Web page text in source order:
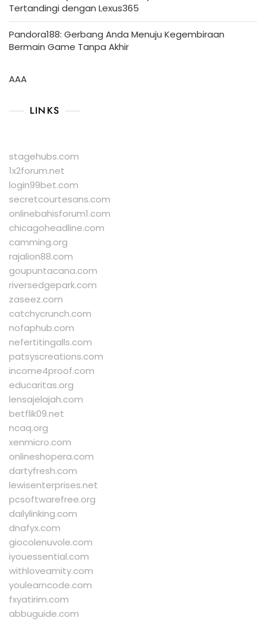
Tertandingi dengan Lexus365
Pandora188: Gerbang Anda Menuju Kegembiraan
Bermain Game Tanpa Akhir
AAA
LINKS
stagehubs.com
1x2forum.net
login99bet.com
secretcourtesans.com
onlinebahisforum1.com
chicagoheadline.com
camming.org
rajalion88.com
goupuntacana.com
riversedgepark.com
zaseez.com
catchycrunch.com
nofaphub.com
nefertitingalls.com
patsyscreations.com
income4proof.com
educaritas.org
lensajelajah.com
betflik09.net
ncaq.org
xenmicro.com
onlineshopera.com
dartyfresh.com
lewisenterprises.net
pcsoftwarefree.org
dailylinking.com
dnafyx.com
giocolenuvole.com
iyouessential.com
withloveamity.com
youlearncode.com
fxyatirim.com
abbuguide.com